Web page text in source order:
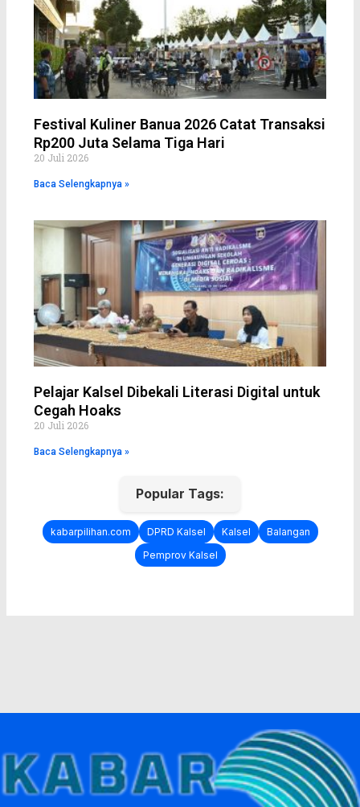
Festival Kuliner Banua 2026 Catat Transaksi
Rp200 Juta Selama Tiga Hari
20 Juli 2026
Baca Selengkapnya »
Pelajar Kalsel Dibekali Literasi Digital untuk
Cegah Hoaks
20 Juli 2026
Baca Selengkapnya »
Popular Tags:
kabarpilihan.com DPRD Kalsel Kalsel
Balangan
Pemprov Kalsel